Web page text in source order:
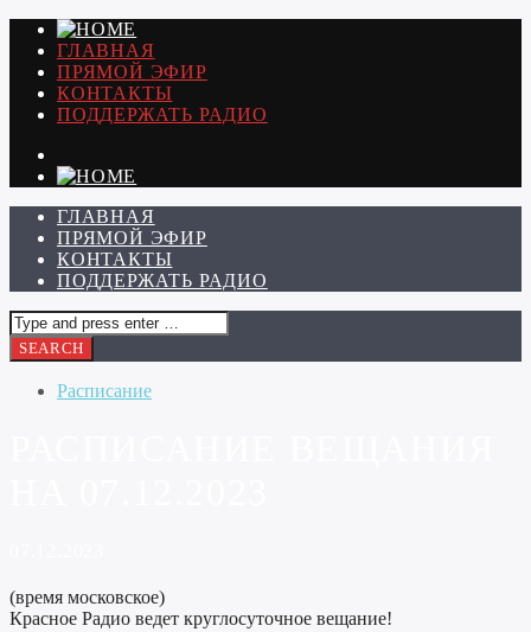
ГЛАВНАЯ
ПРЯМОЙ ЭФИР
КОНТАКТЫ
ПОДДЕРЖАТЬ РАДИО
ГЛАВНАЯ
ПРЯМОЙ ЭФИР
КОНТАКТЫ
ПОДДЕРЖАТЬ РАДИО
Расписание
(время московское)
Красное Радио ведет круглосуточное вещание!